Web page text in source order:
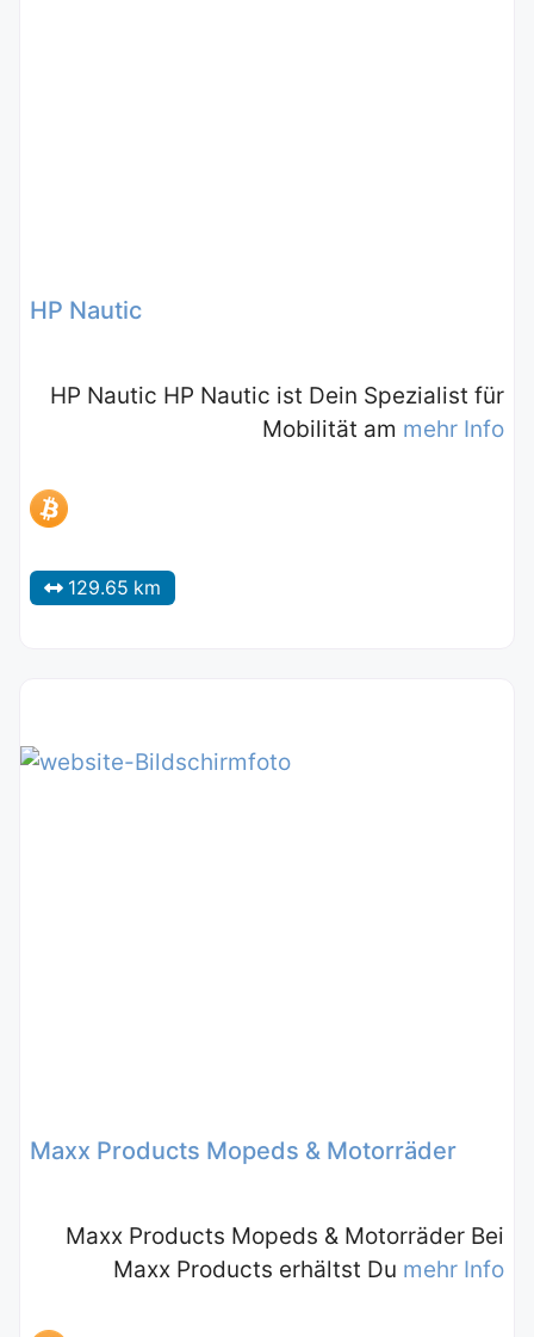
HP Nautic
HP Nautic HP Nautic ist Dein Spezialist für
Mobilität am mehr Info
129.65 km
Maxx Products Mopeds & Motorräder
Maxx Products Mopeds & Motorräder Bei
Maxx Products erhältst Du mehr Info